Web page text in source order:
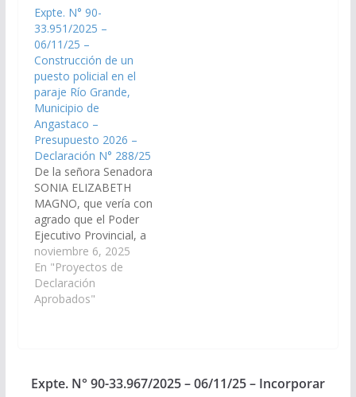
organismos que
corresponda arbitre los
medios a fin de que se
incorpore en el Plan de
Obras Públicas…
Expte. N° 90-
33.951/2025 –
06/11/25 –
Construcción de un
puesto policial en el
paraje Río Grande,
Municipio de
Angastaco –
Presupuesto 2026 –
Declaración N° 288/25
De la señora Senadora
SONIA ELIZABETH
MAGNO, que vería con
agrado que el Poder
Ejecutivo Provincial, a
traves del Ministerio de
Seguridad y Justicia, de
Infraestructura y
demás organismos
Públicas, Presupuesto
noviembre 6, 2025
En "Proyectos de
Declaración
Aprobados"
Expte. N° 90-33.967/2025 – 06/11/25 – Incorporar